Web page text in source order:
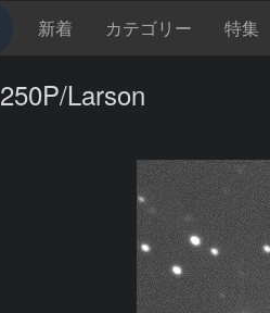
新着 カテゴリー 特集
250P/Larson